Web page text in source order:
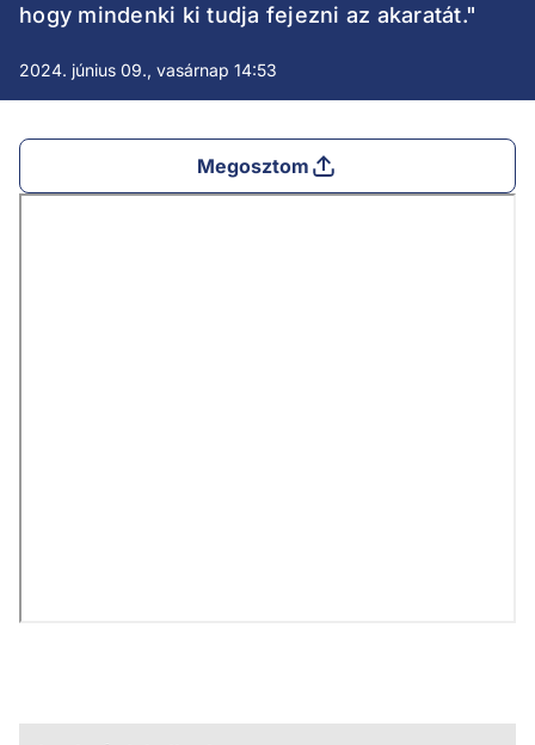
hogy mindenki ki tudja fejezni az akaratát."
2024. június 09., vasárnap 14:53
Megosztom